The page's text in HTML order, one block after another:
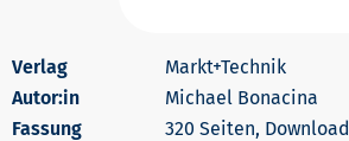
Markt+Technik
Autor:in
Michael Bonacina
320 Seiten, Download